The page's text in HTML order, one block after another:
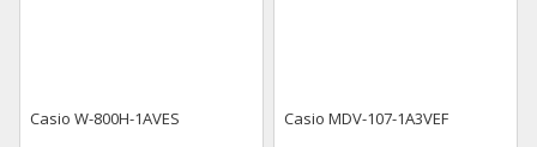
Casio W-800H-1AVES Casio MDV-107-1A3VEF